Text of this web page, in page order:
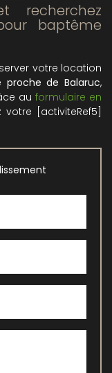
recherchez
baptême
votre location
de Balaruc,
auformulaire en
[activiteRef5]